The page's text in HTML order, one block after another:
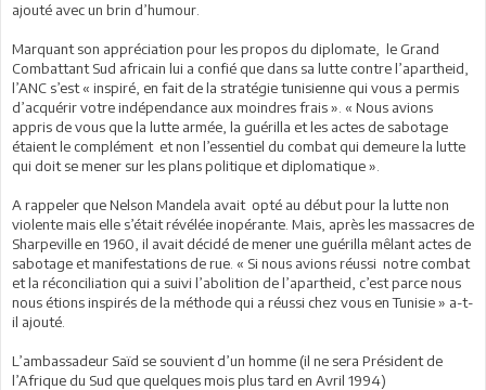
ajouté avec un brin d’humour.
Marquant son appréciation pour les propos du diplomate, le Grand
Combattant Sud africain lui a confié que dans sa lutte contre l’apartheid,
l’ANC s’est « inspiré, en fait de la stratégie tunisienne qui vous a permis
d’acquérir votre indépendance aux moindres frais ». « Nous avions
appris de vous que la lutte armée, la guérilla et les actes de sabotage
étaient le complément et non l’essentiel du combat qui demeure la lutte
qui doit se mener sur les plans politique et diplomatique ».
A rappeler que Nelson Mandela avait opté au début pour la lutte non
violente mais elle s’était révélée inopérante. Mais, après les massacres de
Sharpeville en 1960, il avait décidé de mener une guérilla mêlant actes de
sabotage et manifestations de rue. « Si nous avions réussi notre combat
et la réconciliation qui a suivi l’abolition de l’apartheid, c’est parce nous
nous étions inspirés de la méthode qui a réussi chez vous en Tunisie » a-t-
il ajouté.
L’ambassadeur Saïd se souvient d’un homme (il ne sera Président de
l’Afrique du Sud que quelques mois plus tard en Avril 1994)